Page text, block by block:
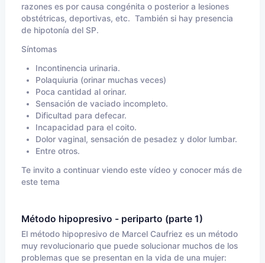
razones es por causa congénita o posterior a lesiones
obstétricas, deportivas, etc. También si hay presencia
de hipotonía del SP.
Síntomas
Incontinencia urinaria.
Polaquiuria (orinar muchas veces)
Poca cantidad al orinar.
Sensación de vaciado incompleto.
Dificultad para defecar.
Incapacidad para el coito.
Dolor vaginal, sensación de pesadez y dolor lumbar.
Entre otros.
Te invito a continuar viendo este vídeo y conocer más de
este tema
Método hipopresivo - periparto (parte 1)
El método hipopresivo de Marcel Caufriez es un método
muy revolucionario que puede solucionar muchos de los
problemas que se presentan en la vida de una mujer: